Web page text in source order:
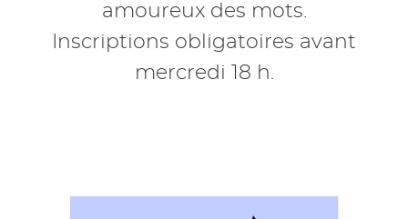
amoureux des mots.
Inscriptions obligatoires avant
mercredi 18 h.